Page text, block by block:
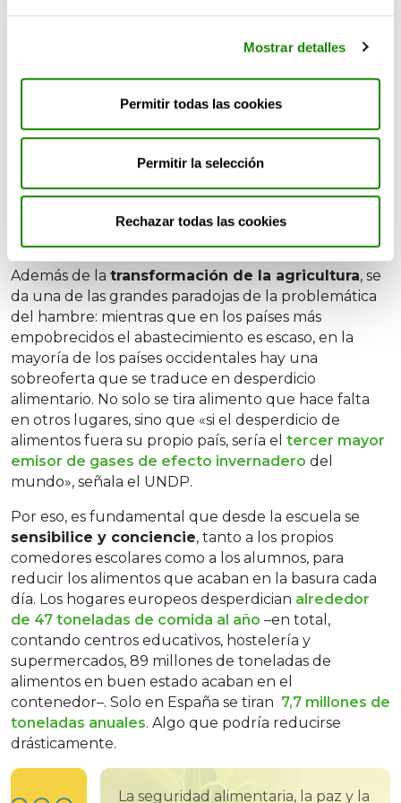
Mostrar detalles
Permitir todas las cookies
Permitir la selección
Rechazar todas las cookies
de carbono con enfoques ecológicos para el
toneladas de alimentos en buen
estado acaban en el contenedor
¿Y si impulsamos el cambio
desde el colegio?
Además de la transformación de la agricultura, se
da una de las grandes paradojas de la problemática
del hambre: mientras que en los países más
empobrecidos el abastecimiento es escaso, en la
mayoría de los países occidentales hay una
sobreoferta que se traduce en desperdicio
alimentario. No solo se tira alimento que hace falta
en otros lugares, sino que «si el desperdicio de
alimentos fuera su propio país, sería el tercer mayor
emisor de gases de efecto invernadero del
mundo», señala el UNDP.
Por eso, es fundamental que desde la escuela se
sensibilice y conciencie, tanto a los propios
comedores escolares como a los alumnos, para
reducir los alimentos que acaban en la basura cada
día. Los hogares europeos desperdician alrededor
de 47 toneladas de comida al año –en total,
contando centros educativos, hostelería y
supermercados, 89 millones de toneladas de
alimentos en buen estado acaban en el
contenedor–. Solo en España se tiran 7,7 millones de
toneladas anuales. Algo que podría reducirse
drásticamente.
La seguridad alimentaria, la paz y la